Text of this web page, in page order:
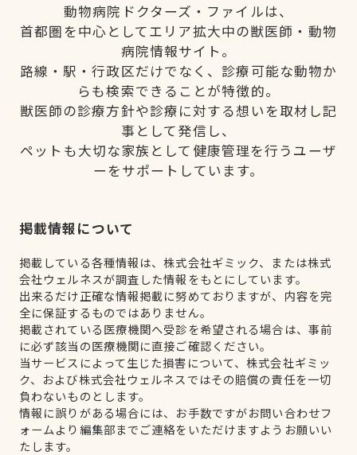
動物病院ドクターズ・ファイルは、
首都圏を中心としてエリア拡大中の獣医師・動物
病院情報サイト。
路線・駅・行政区だけでなく、診療可能な動物か
らも検索できることが特徴的。
獣医師の診療方針や診療に対する想いを取材し記
事として発信し、
ペットも大切な家族として健康管理を行うユーザ
ーをサポートしています。
掲載情報について
掲載している各種情報は、株式会社ギミック、または株式
会社ウェルネスが調査した情報をもとにしています。
出来るだけ正確な情報掲載に努めておりますが、内容を完
全に保証するものではありません。
掲載されている医療機関へ受診を希望される場合は、事前
に必ず該当の医療機関に直接ご確認ください。
当サービスによって生じた損害について、株式会社ギミッ
ク、および株式会社ウェルネスではその賠償の責任を一切
負わないものとします。
情報に誤りがある場合には、お手数ですがお問い合わせフ
ォームより編集部までご連絡をいただけますようお願いい
たします。